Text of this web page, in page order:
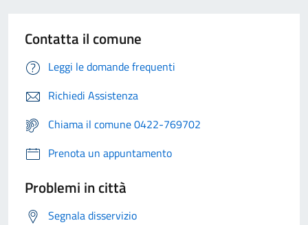
Contatta il comune
Leggi le domande frequenti
Richiedi Assistenza
Chiama il comune 0422-769702
Prenota un appuntamento
Problemi in città
Segnala disservizio